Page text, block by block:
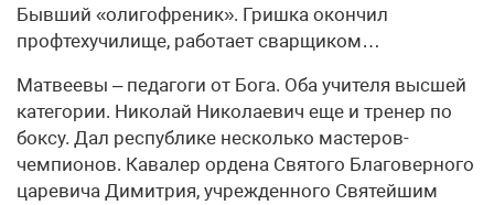
Бывший «олигофреник». Гришка окончил
профтехучилище, работает сварщиком…
Матвеевы – педагоги от Бога. Оба учителя высшей
категории. Николай Николаевич еще и тренер по
боксу. Дал республике несколько мастеров-
чемпионов. Кавалер ордена Святого Благоверного
царевича Димитрия, учрежденного Святейшим